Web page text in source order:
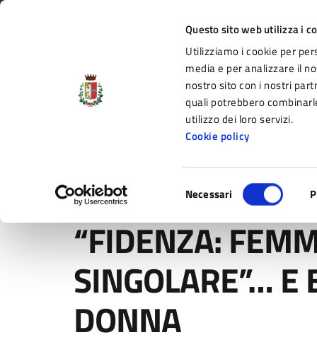
Questo sito web utilizza i
Utilizziamo i cookie per
media e per analizzare il
nostro sito con i nostri
quali potrebbero
utilizzo dei loro servizi.
Cookie policy
del
consenso
Necessari
Vai al contenuto principale
Vai alla navigazione del sito
Vai al piede di pagina
Comune di Fidenza
il portale di servizi e informazioni del
Novità
Home / Novità Comunicati / “FIDENZA: FEMMINILE
“FIDENZA:
SINGOLARE”… E
DONNA